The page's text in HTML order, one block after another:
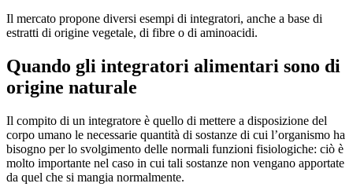
Il mercato propone diversi esempi di integratori, anche a base di
estratti di origine vegetale, di fibre o di aminoacidi.
Quando gli integratori alimentari sono di
origine naturale
Il compito di un integratore è quello di mettere a disposizione del
corpo umano le necessarie quantità di sostanze di cui l’organismo ha
bisogno per lo svolgimento delle normali funzioni fisiologiche: ciò è
molto importante nel caso in cui tali sostanze non vengano apportate
da quel che si mangia normalmente.